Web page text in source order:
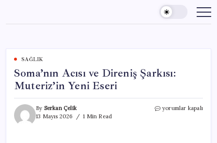
content
SAĞLIK
Soma’nın Acısı ve Direniş Şarkısı:
Muteriz’in Yeni Eseri
By Serkan Çelik
13 Mayıs 2026
1 Min Read
Soma’nın
yorumlar kapalı